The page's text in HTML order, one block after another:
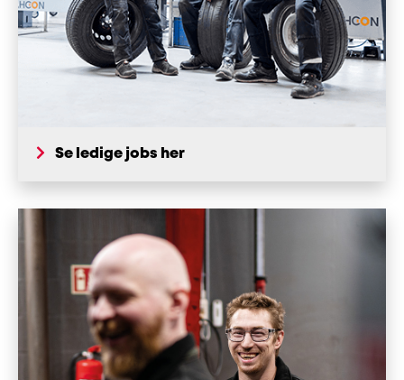
Se ledige jobs her